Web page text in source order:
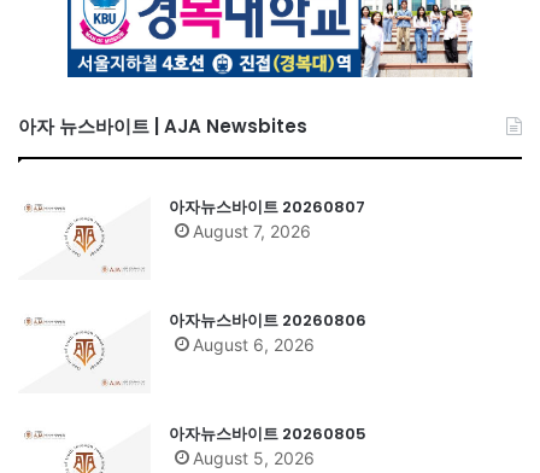
아자 뉴스바이트 | AJA Newsbites
아자뉴스바이트 20260807
August 7, 2026
아자뉴스바이트 20260806
August 6, 2026
아자뉴스바이트 20260805
August 5, 2026